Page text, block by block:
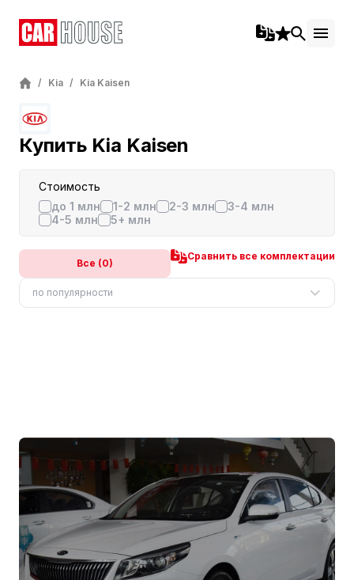
/ Kia / Kia Kaisen
Купить Kia Kaisen
Стоимость
до 1 млн
1-2 млн 2-3 млн
3-4 млн
4-5 млн
5+ млн
Все (0)
Сравнить все комплектации
по популярности